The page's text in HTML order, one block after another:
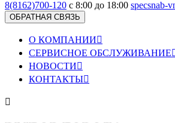
8(8162)700-120 с 8:00 до 18:00 specsnab-
ОБРАТНАЯ СВЯЗЬ
О КОМПАНИИ
СЕРВИСНОЕ ОБСЛУЖИВАНИЕ
НОВОСТИ
КОНТАКТЫ
